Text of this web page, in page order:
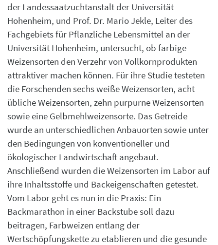
der Landessaatzuchtanstalt der Universität
Hohenheim, und Prof. Dr. Mario Jekle, Leiter des
Fachgebiets für Pflanzliche Lebensmittel an der
Universität Hohenheim, untersucht, ob farbige
Weizensorten den Verzehr von Vollkornprodukten
attraktiver machen können. Für ihre Studie testeten
die Forschenden sechs weiße Weizensorten, acht
übliche Weizensorten, zehn purpurne Weizensorten
sowie eine Gelbmehlweizensorte. Das Getreide
wurde an unterschiedlichen Anbauorten sowie unter
den Bedingungen von konventioneller und
ökologischer Landwirtschaft angebaut.
Anschließend wurden die Weizensorten im Labor auf
ihre Inhaltsstoffe und Backeigenschaften getestet.
Vom Labor geht es nun in die Praxis: Ein
Backmarathon in einer Backstube soll dazu
beitragen, Farbweizen entlang der
Wertschöpfungskette zu etablieren und die gesunde